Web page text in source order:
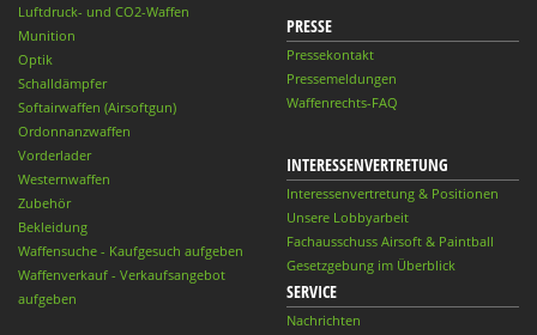
Luftdruck- und CO2-Waffen
Munition
Optik
Schalldämpfer
Softairwaffen (Airsoftgun)
Ordonnanzwaffen
Vorderlader
Westernwaffen
Zubehör
Bekleidung
Waffensuche - Kaufgesuch aufgeben
Waffenverkauf - Verkaufsangebot
aufgeben
PRESSE
Pressekontakt
Pressemeldungen
Waffenrechts-FAQ
INTERESSENVERTRETUNG
Interessenvertretung & Positionen
Unsere Lobbyarbeit
Fachausschuss Airsoft & Paintball
Gesetzgebung im Überblick
SERVICE
Nachrichten